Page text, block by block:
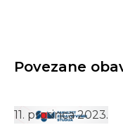
Povezane
11. prosinca 2023.